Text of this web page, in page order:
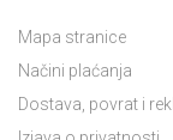
Mapa stranice
Načini plaćanja
Dostava, povrat i